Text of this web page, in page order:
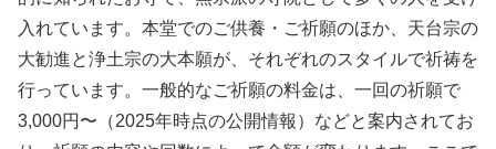
入れています。本堂でのご供養・ご祈願のほか、天台宗の
大勧進と浄土宗の大本願が、それぞれのスタイルで祈祷を
行っています。一般的なご祈願の料金は、一回の祈願で
3,000円〜（2025年時点の公開情報）などと案内されてお